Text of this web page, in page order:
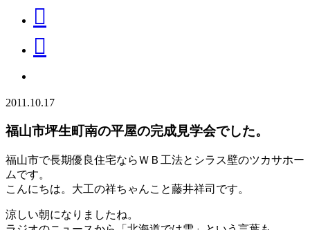
2011.10.17
福山市坪生町南の平屋の完成見学会でした。
福山市で長期優良住宅ならＷＢ工法とシラス壁のツカサホー
ムです。
こんにちは。大工の祥ちゃんこと藤井祥司です。
涼しい朝になりましたね。